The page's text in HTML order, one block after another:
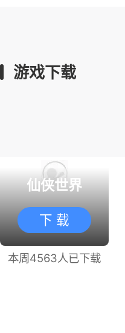
游戏下载
仙侠世界
下 载
本周4563人已下载